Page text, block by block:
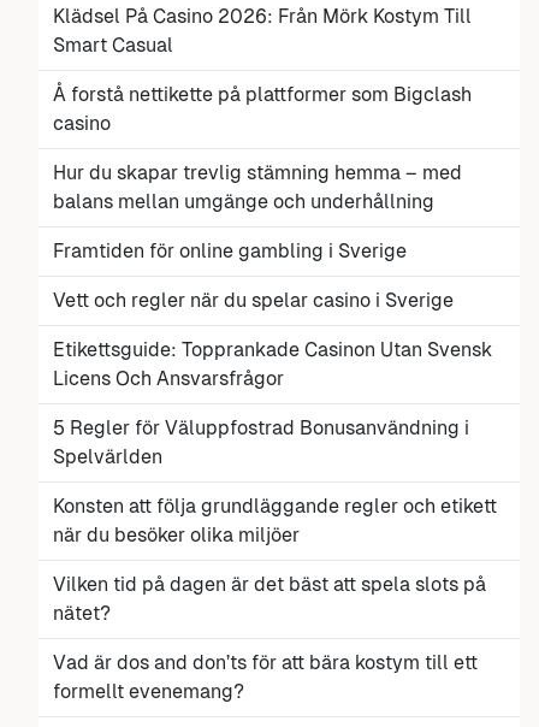
Klädsel På Casino 2026: Från Mörk Kostym Till
Smart Casual
Å forstå nettikette på plattformer som Bigclash
casino
Hur du skapar trevlig stämning hemma – med
balans mellan umgänge och underhållning
Framtiden för online gambling i Sverige
Vett och regler när du spelar casino i Sverige
Etikettsguide: Topprankade Casinon Utan Svensk
Licens Och Ansvarsfrågor
5 Regler för Väluppfostrad Bonusanvändning i
Spelvärlden
Konsten att följa grundläggande regler och etikett
när du besöker olika miljöer
Vilken tid på dagen är det bäst att spela slots på
nätet?
Vad är dos and don’ts för att bära kostym till ett
formellt evenemang?